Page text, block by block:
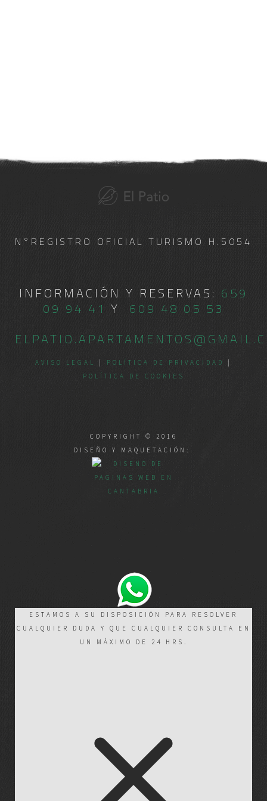
N°REGISTRO OFICIAL TURISMO H.5054
INFORMACIÓN Y RESERVAS: 659
09 94 41 Y 609 48 05 53
AVISO LEGAL | POLÍTICA DE PRIVACIDAD
|
POLÍTICA DE COOKIES
COPYRIGHT © 2016
DISEÑO Y MAQUETACIÓN:
ESTAMOS A SU DISPOSICIÓN PARA RESOLVER
CUALQUIER DUDA Y QUE CUALQUIER CONSULTA EN
UN MÁXIMO DE 24 HRS.